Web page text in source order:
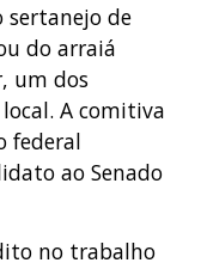
de
do arraiá
um dos
A comitiva
federal
ao Senado
no trabalho